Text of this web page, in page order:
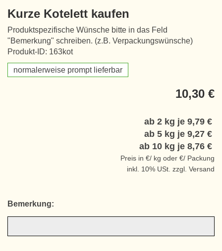
Kurze Kotelett kaufen
Produktspezifische Wünsche bitte in das Feld
"Bemerkung" schreiben. (z.B. Verpackungswünsche)
Produkt-ID: 163kot
normalerweise prompt lieferbar
10,30 €
ab 2 kg je 9,79 €
ab 5 kg je 9,27 €
ab 10 kg je 8,76 €
Preis in €/ kg oder €/ Packung
inkl. 10% USt. zzgl. Versand
Bemerkung: